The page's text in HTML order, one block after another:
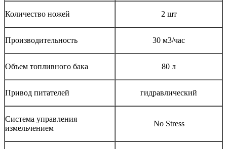
Количество ножей 2 шт
Производительность 30 м3/час
Объем топливного бака 80 л
Привод питателей гидравлический
Система управления
измельчением
No Stress